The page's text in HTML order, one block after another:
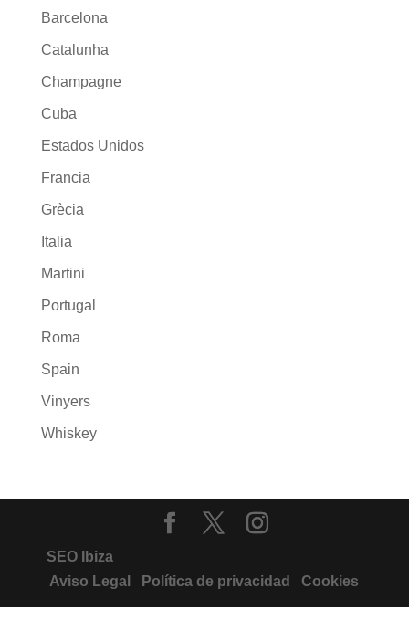
Barcelona
Catalunha
Champagne
Cuba
Estados Unidos
Francia
Grècia
Italia
Martini
Portugal
Roma
Spain
Vinyers
Whiskey
SEO Ibiza
Aviso Legal
Política de privacidad Cookies